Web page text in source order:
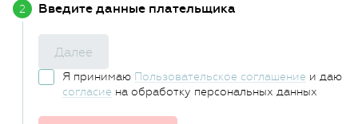
Введите данные плательщика
Далее
Я принимаю Пользовательское соглашение и даю
согласие на обработку персональных данных